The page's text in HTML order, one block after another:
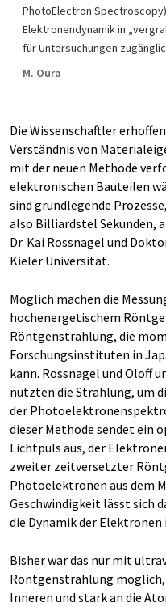
PhotoElectron
Elektronendynamik in
für Untersuchungen
M. Oura
Die Wissenschaftler
Verständnis von
mit der neuen Methode
elektronischen Bauteilen
sind grundlegende
also Billiardstel Sekunden,
Dr. Kai Rossnagel und
Kieler Universität.
Möglich machen die
hochenergetischem
Röntgenstrahlung, die
Forschungsinstituten in
kann. Rossnagel und Oloff
nutzten die Strahlung, um
der
dieser Methode sendet ein
Lichtpuls aus, der
zweiter zeitversetzter
Photoelektronen aus dem
Geschwindigkeit lässt sich
die Dynamik der
Bisher war das nur mit
Röntgenstrahlung möglich,
Inneren und stark an die